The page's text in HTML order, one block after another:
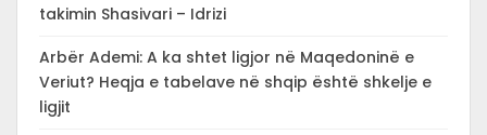
takimin Shasivari – Idrizi
Arbër Ademi: A ka shtet ligjor në Maqedoninë e
Veriut? Heqja e tabelave në shqip është shkelje e
ligjit